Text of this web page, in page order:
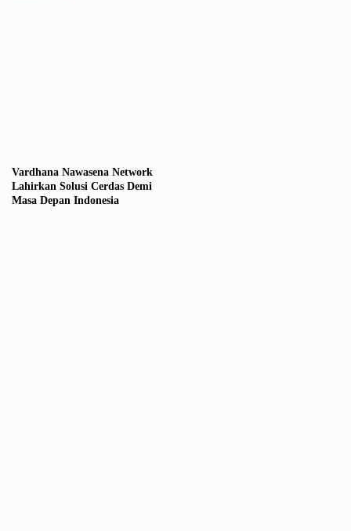
Vardhana Nawasena Network
Lahirkan Solusi Cerdas Demi
Masa Depan Indonesia